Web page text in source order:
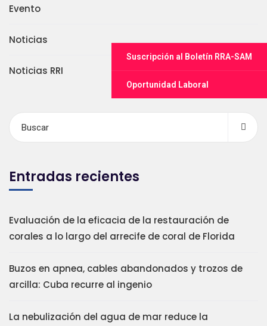
Evento
Noticias
Noticias RRI
Entradas recientes
Evaluación de la eficacia de la restauración de
corales a lo largo del arrecife de coral de Florida
Buzos en apnea, cables abandonados y trozos de
arcilla: Cuba recurre al ingenio
La nebulización del agua de mar reduce la
Suscripción al Boletín RRA-SAM
Oportunidad Laboral